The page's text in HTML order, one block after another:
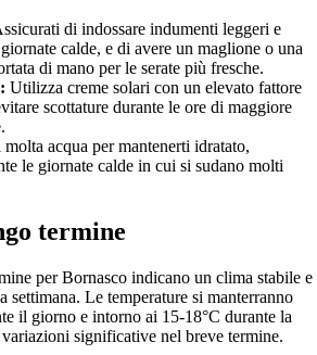
di indossare indumenti leggeri e
calde, e di avere un maglione o una
di mano per le serate più fresche.
Utilizza creme solari con un elevato fattore
scottature durante le ore di maggiore
acqua per mantenerti idratato,
le giornate calde in cui si sudano molti
termine
per Bornasco indicano un clima stabile e
settimana. Le temperature si manterranno
il giorno e intorno ai 15-18°C durante la
significative nel breve termine.